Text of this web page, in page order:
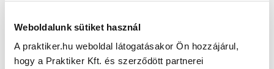
Weboldalunk sütiket használ
A praktiker.hu weboldal látogatásakor Ön hozzájárul,
hogy a Praktiker Kft. és szerződött partnerei
Oldal újratöltése